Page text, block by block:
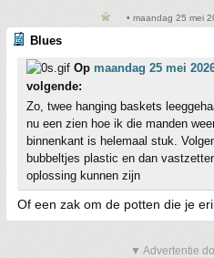
• maandag 25 mei
Blues
Op maandag 25 mei
volgende:
Zo, twee hanging baskets
nu een zien hoe ik die manden
binnenkant is helemaal stuk.
bubbeltjes plastic en dan
oplossing kunnen zijn
Of een zak om de potten die je
▼ Advertentie